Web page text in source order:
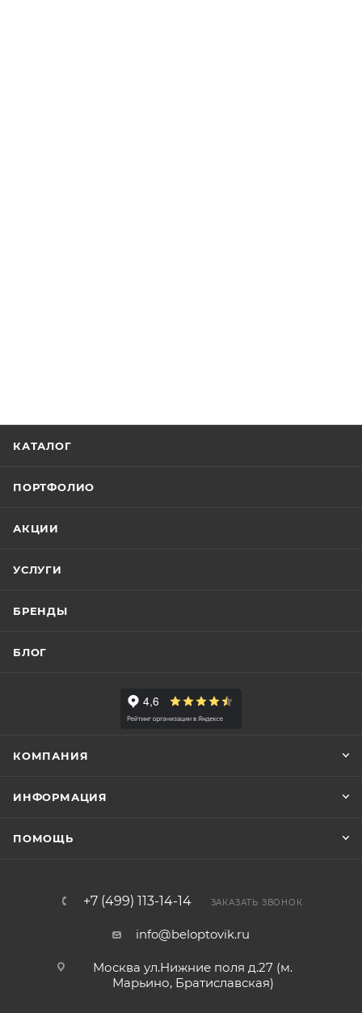
КАТАЛОГ
ПОРТФОЛИО
АКЦИИ
УСЛУГИ
БРЕНДЫ
БЛОГ
КОМПАНИЯ
ИНФОРМАЦИЯ
ПОМОЩЬ
+7 (499) 113-14-14 ЗАКАЗАТЬ ЗВОНОК
info@beloptovik.ru
Москва ул.Нижние поля д.27 (м.
Марьино, Братиславская)